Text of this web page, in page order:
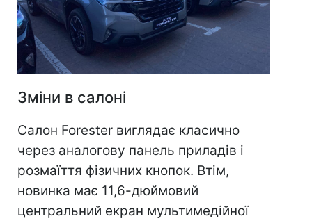
Зміни в салоні
Салон Forester виглядає класично
через аналогову панель приладів і
розмаїття фізичних кнопок. Втім,
новинка має 11,6-дюймовий
центральний екран мультимедійної